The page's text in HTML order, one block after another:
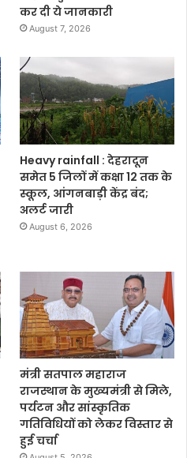
कर दी ये जानकारी
August 7, 2026
Heavy rainfall : देहरादून
समेत 5 जिलों में कक्षा 12 तक के
स्कूल, आंगनबाड़ी केंद्र बंद;
अलर्ट जारी
August 6, 2026
मंत्री सतपाल महाराज
राजस्थान के मुख्यमंत्री से मिले,
पर्यटन और सांस्कृतिक
गतिविधियों को लेकर विस्तार से
हुई चर्चा